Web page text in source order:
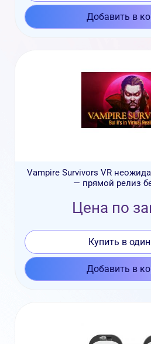
Добавить в
Vampire Survivors VR
— прямой релиз
Цена по
Купить в
Добавить в